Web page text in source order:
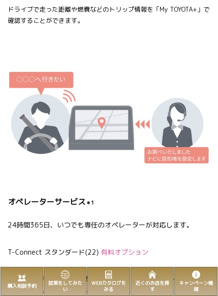
ドライブで走った距離や燃費などのトリップ情報を「My TOYOTA+」で
確認することができます。
オペレーターサービス＊1
24時間365日、いつでも専任のオペレーターが対応します。
T-Connect スタンダード(22) 有料オプション
行きたい場所や知りたい情報を伝えるだけで、オペレーターがお
客様に代わって検索し、ナビの目的地設定も行います。人ならで
購入相談予約
試乗をしてみた
い
WEBカタログを
みる
近くのお店を探
す
キャンペーン情
報